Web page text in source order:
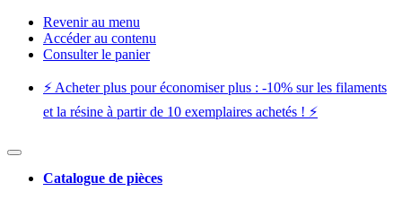
Revenir au menu
Accéder au contenu
Consulter le panier
⚡️ Acheter plus pour économiser plus : -10% sur les filaments
et la résine à partir de 10 exemplaires achetés ! ⚡️
Catalogue de pièces